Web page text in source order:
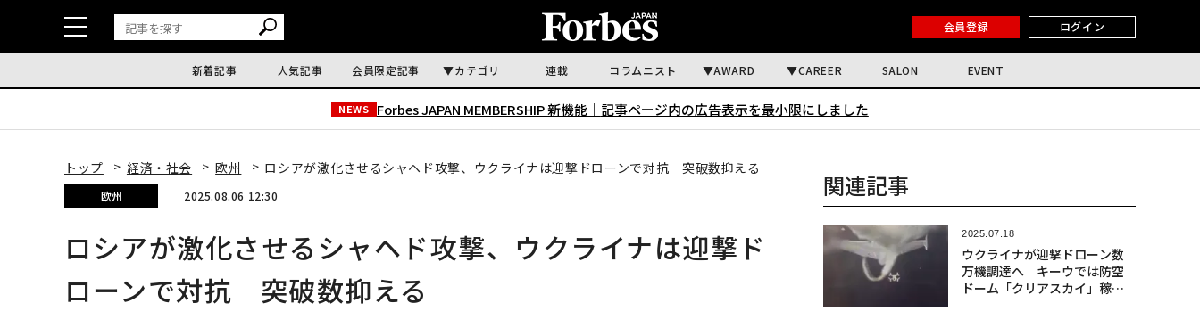
会員登録 ログイン
新着記事 人気記事 会員限定記事 カテゴリ 連載 コラムニスト AWARD CAREER SALON EVENT
NEWS Forbes JAPAN MEMBERSHIP 新機能｜ 記事ページ内の広告表示を最小限にしました
トップ 経済・社会 欧州 ロシアが激化させるシャヘド攻撃、ウクライナは迎撃ドローンで対抗 突破数抑える
欧州 2025.08.06 12:30
ロシアが激化させるシャヘド攻撃、ウクライナは迎撃ド
ローンで対抗 突破数抑える
関連記事
2025.07.18
ウクライナが迎撃ドローン数
万機調達へ キーウでは防空
ドーム「クリアスカイ」稼働